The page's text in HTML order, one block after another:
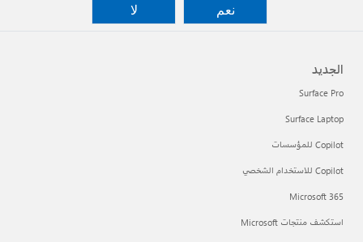
نعم
لا
الجديد
Surface Pro
Surface Laptop
Copilot للمؤسسات
Copilot للاستخدام الشخصي
Microsoft 365
استكشف منتجات Microsoft